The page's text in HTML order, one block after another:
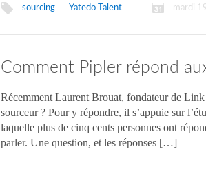
sourcing Yatedo Talent mardi
Comment Pipler répond
Récemment Laurent Brouat, fondateur de
sourceur ? Pour y répondre, il s’appuie sur
laquelle plus de cinq cents personnes ont
parler. Une question, et les réponses […]